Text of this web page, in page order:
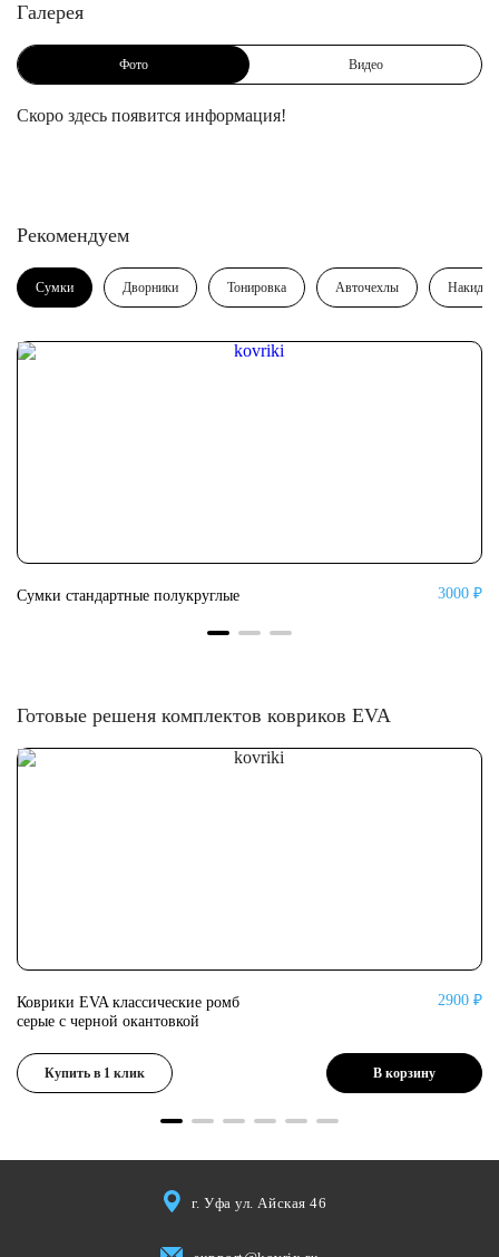
Галерея
Фото Видео
Скоро здесь появится информация!
Рекомендуем
Сумки Дворники Тонировка Авточехлы Накидки
Сумки стандартные полукруглые 3000 ₽
Готовые решеня комплектов ковриков EVA
Коврики EVA классические ромб
серые с черной окантовкой
2900 ₽
Купить в 1 клик В корзину
г. Уфа ул. Айская 46